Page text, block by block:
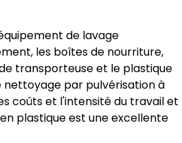
de lavage
les boîtes de nourriture,
transporteuse et le plastique
nettoyage par pulvérisation à
coûts et l'intensité du travail et
plastique est une excellente